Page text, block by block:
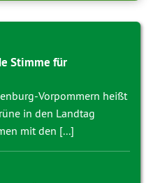
Stimme für
Vorpommern heißt
in den Landtag
mit den [...]